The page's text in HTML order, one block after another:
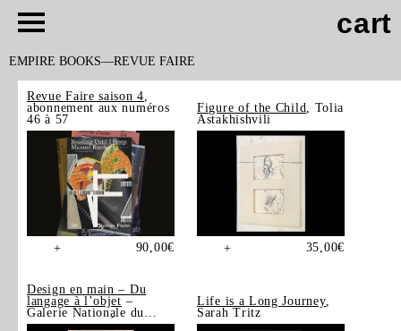
cart
EMPIRE BOOKS REVUE FAIRE
Revue Faire saison 4
abonnement aux numéros
46 à 57
+ 90,00€
Figure of the Child
, Tolia
Astakhishvili
+ 35,00€
Design en main – Du
langage à l’objet –
Galerie Nationale du
Design, Saint-Étienne
Life is a Long Journey,
Sarah Tritz